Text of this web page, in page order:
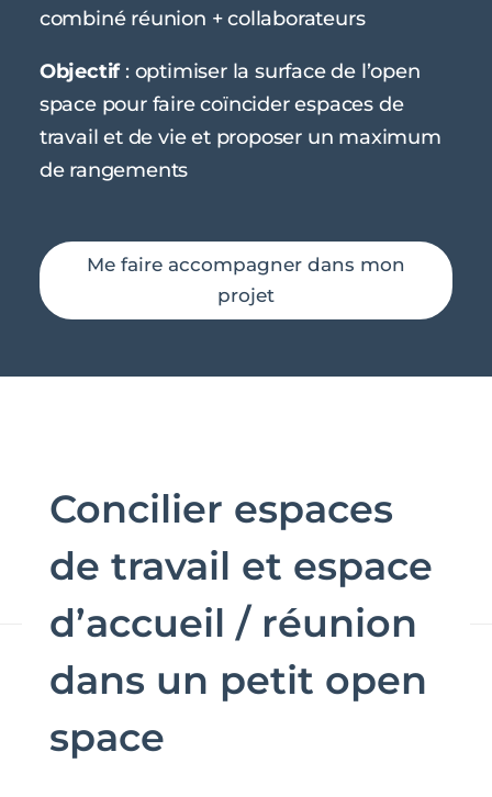
combiné réunion + collaborateurs
Objectif: optimiser la surface de l’open
space pour faire coïncider espaces de
travail et de vie et proposer un maximum
de rangements
Me faire accompagner dans mon
projet
Concilier espaces
de travail et espace
d’accueil / réunion
dans un petit open
space